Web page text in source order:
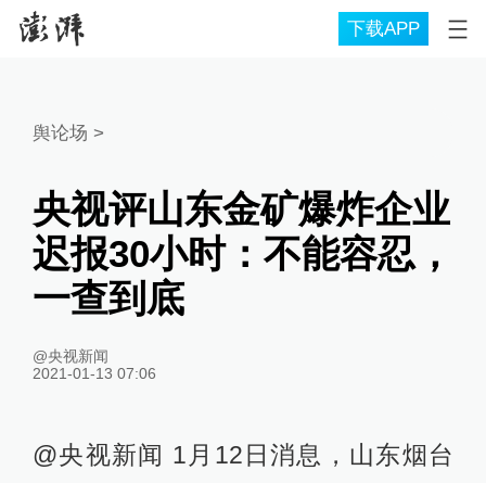
下载APP
舆论场 >
央视评山东金矿爆炸企业
迟报30小时：不能容忍，
一查到底
@央视新闻
2021-01-13 07:06
@央视新闻 1月12日消息，山东烟台